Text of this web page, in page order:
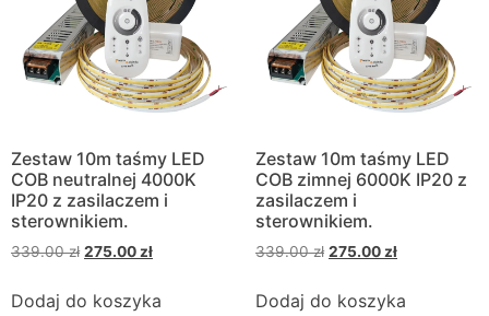
Zestaw 10m taśmy LED
COB neutralnej 4000K
IP20 z zasilaczem i
sterownikiem.
339.00zł 275.00 zł
Dodaj do koszyka
Zestaw 10m taśmy LED
COB zimnej 6000K IP20 z
zasilaczem i
sterownikiem.
339.00zł 275.00 zł
Dodaj do koszyka